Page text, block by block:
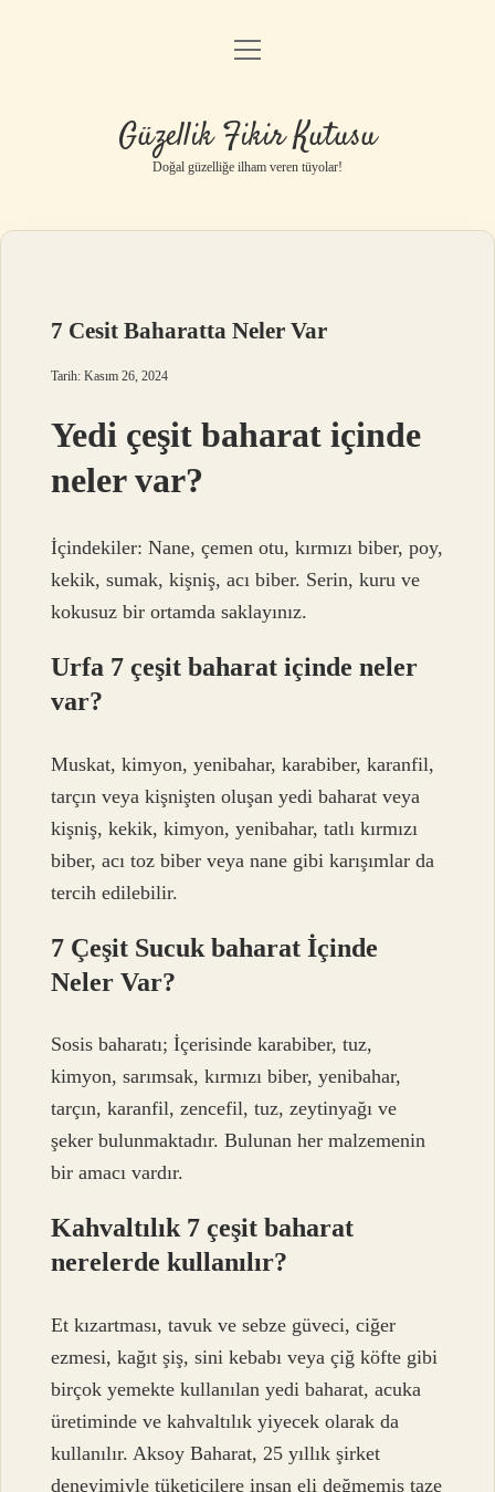
Anasayfa
Yasal Uyarı
menüyü
Güzellik Fikir Kutusu
Doğal güzelliğe ilham veren tüyolar!
7 Cesit Baharatta Neler Var
Tarih: Kasım 26, 2024
Yedi çeşit baharat içinde
neler var?
İçindekiler: Nane, çemen otu, kırmızı biber, poy,
kekik, sumak, kişniş, acı biber. Serin, kuru ve
kokusuz bir ortamda saklayınız.
Urfa 7 çeşit baharat içinde neler
var?
Muskat, kimyon, yenibahar, karabiber, karanfil,
tarçın veya kişnişten oluşan yedi baharat veya
kişniş, kekik, kimyon, yenibahar, tatlı kırmızı
biber, acı toz biber veya nane gibi karışımlar da
tercih edilebilir.
7 Çeşit Sucuk baharat İçinde
Neler Var?
Sosis baharatı; İçerisinde karabiber, tuz,
kimyon, sarımsak, kırmızı biber, yenibahar,
tarçın, karanfil, zencefil, tuz, zeytinyağı ve
şeker bulunmaktadır. Bulunan her malzemenin
bir amacı vardır.
Kahvaltılık 7 çeşit baharat
nerelerde kullanılır?
Et kızartması, tavuk ve sebze güveci, ciğer
ezmesi, kağıt şiş, sini kebabı veya çiğ köfte gibi
birçok yemekte kullanılan yedi baharat, acuka
üretiminde ve kahvaltılık yiyecek olarak da
kullanılır. Aksoy Baharat, 25 yıllık şirket
deneyimiyle tüketicilere insan eli değmemiş taze